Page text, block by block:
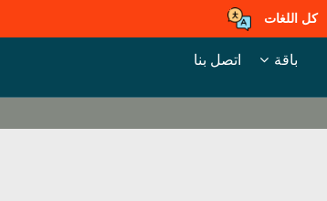
كل اللغات
باقة اتصل بنا